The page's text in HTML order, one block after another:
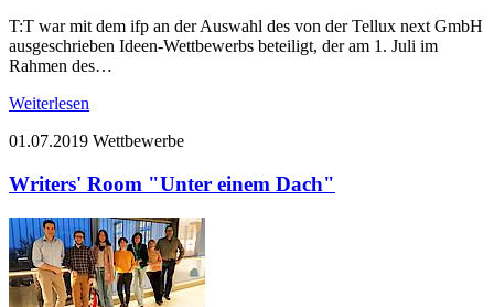
T:T war mit dem ifp an der Auswahl des von der Tellux next GmbH
ausgeschrieben Ideen-Wettbewerbs beteiligt, der am 1. Juli im
Rahmen des…
Weiterlesen
01.07.2019 Wettbewerbe
Writers' Room "Unter einem Dach"